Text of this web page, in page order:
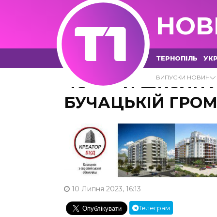
ТЕРНОПІЛЬ
ВИПУСКИ НОВИН
ЧОТИРИ ШКОЛИ
БУЧАЦЬКІЙ
10 Липня 2023, 16:13
Телеграм